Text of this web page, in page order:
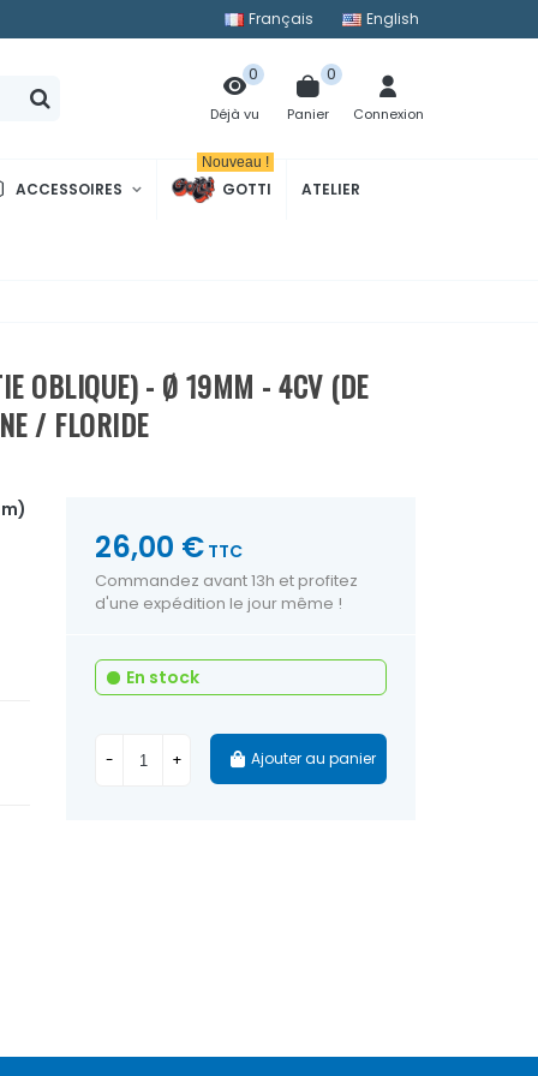
Français English
Déjà vu
0
Panier
0
Connexion
ACCESSOIRES GOTTI
Nouveau !
ATELIER
OBLIQUE) - Ø 19MM - 4CV (DE
/ FLORIDE
26,00 € TTC
Commandez avant 13h et profitez
d'une expédition le jour même !
En stock
- + Ajouter au panier